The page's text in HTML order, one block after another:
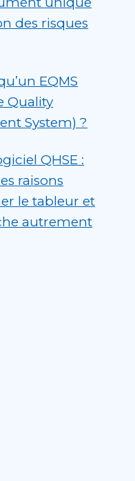
des risques
EQMS
Quality
System) ?
QHSE :
raisons
le tableur et
autrement